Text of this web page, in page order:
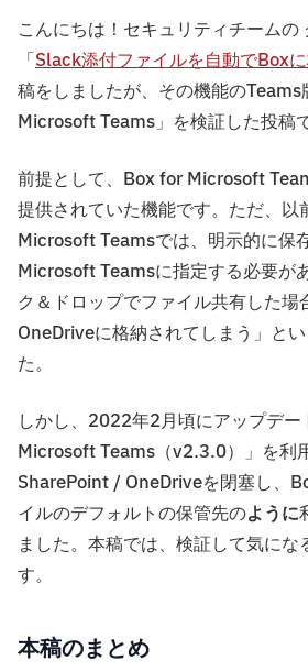
こんにちは！セキュリティチームの
「Slack添付ファイルを自動でBox
稿をしましたが、その機能の
Microsoft Teams」を検証した投稿で
前提として、Box for Microsoft
提供されていた機能です。ただ、
Microsoft Teamsでは、明示的に保
Microsoft Teamsに指定する必要が
ク＆ドロップでファイル共有した
OneDriveに格納されてしまう」と
た。
しかし、2022年2月頃にアップデ
Microsoft Teams（v2.3.0）」を利
SharePoint / OneDriveを閉塞し、
イルのデフォルトの保管先のように
ました。本稿では、検証して気にな
す。
本稿のまとめ